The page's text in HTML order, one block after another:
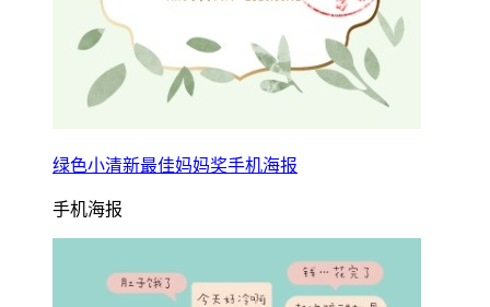
绿色小清新最佳妈妈奖手机海报
手机海报